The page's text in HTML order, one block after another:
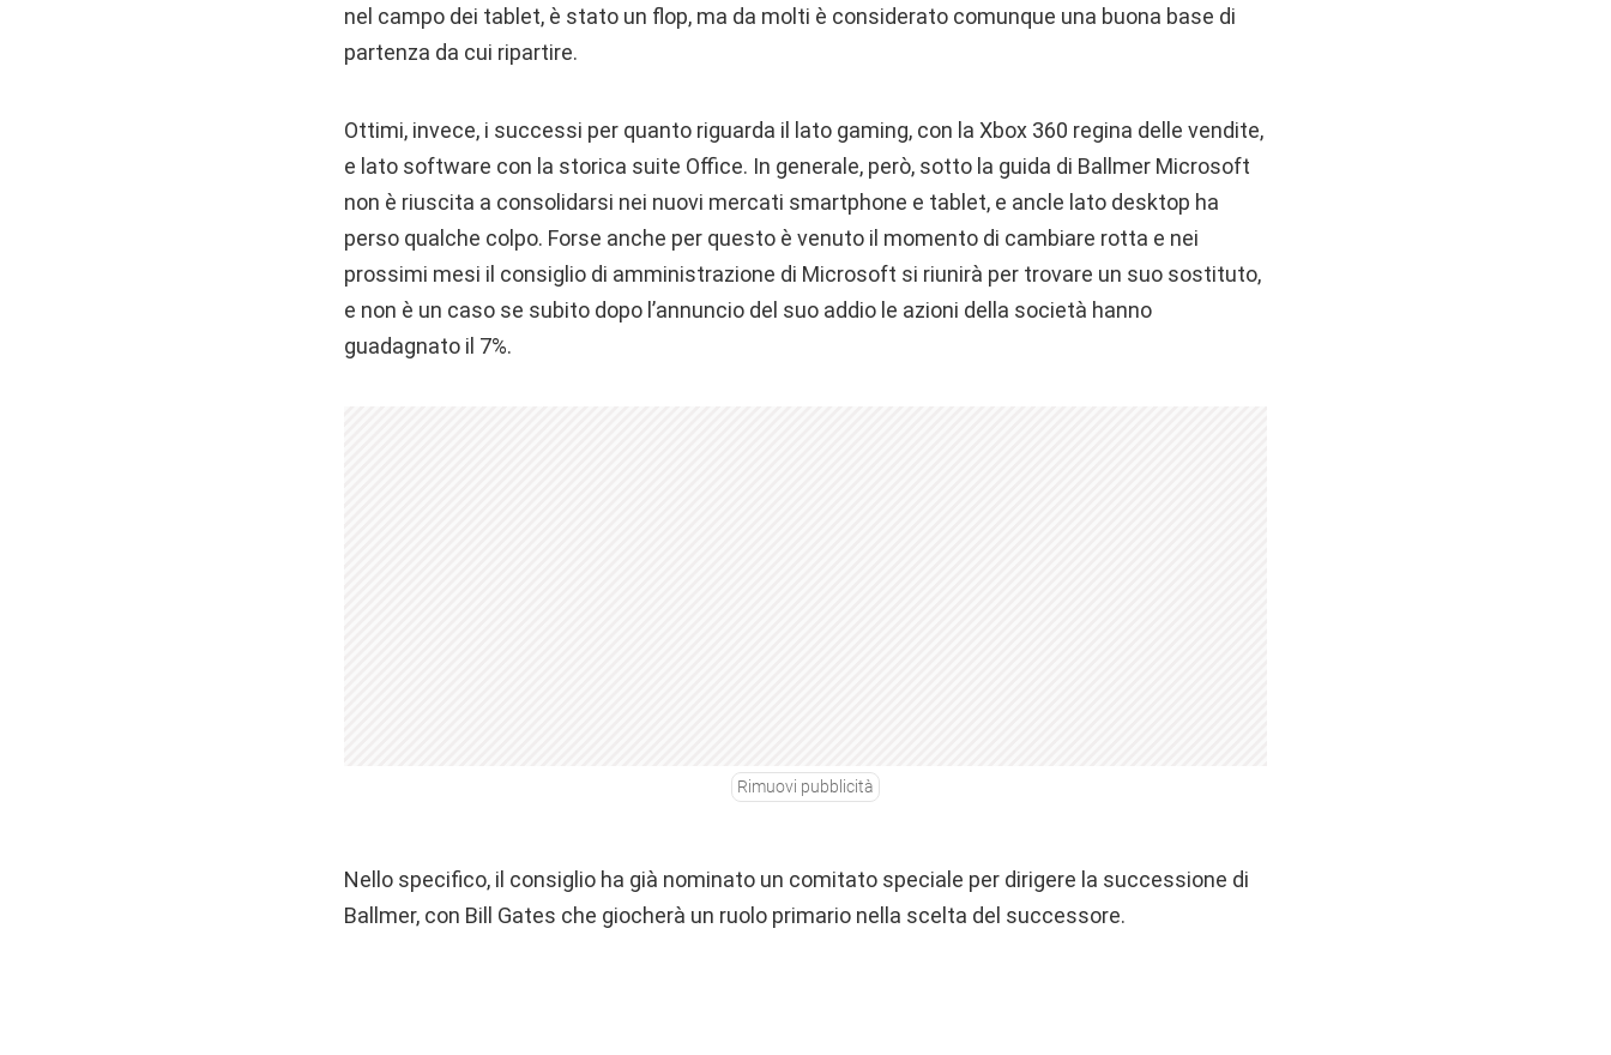
nel campo dei tablet, è stato un flop, ma da molti è considerato comunque una buona base di
partenza da cui ripartire.
Ottimi, invece, i successi per quanto riguarda il lato gaming, con la Xbox 360 regina delle vendite,
e lato software con la storica suite Office. In generale, però, sotto la guida di Ballmer Microsoft
non è riuscita a consolidarsi nei nuovi mercati smartphone e tablet, e ancle lato desktop ha
perso qualche colpo. Forse anche per questo è venuto il momento di cambiare rotta e nei
prossimi mesi il consiglio di amministrazione di Microsoft si riunirà per trovare un suo sostituto,
e non è un caso se subito dopo l’annuncio del suo addio le azioni della società hanno
guadagnato il 7%.
Rimuovi pubblicità
Nello specifico, il consiglio ha già nominato un comitato speciale per dirigere la successione di
Ballmer, con Bill Gates che giocherà un ruolo primario nella scelta del successore.